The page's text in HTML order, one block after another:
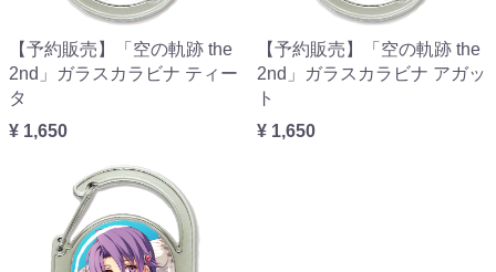
【予約販売】「空の軌跡 the
2nd」ガラスカラビナ ティー
タ
¥ 1,650
【予約販売】「空の軌跡 the
2nd」ガラスカラビナ アガッ
ト
¥ 1,650